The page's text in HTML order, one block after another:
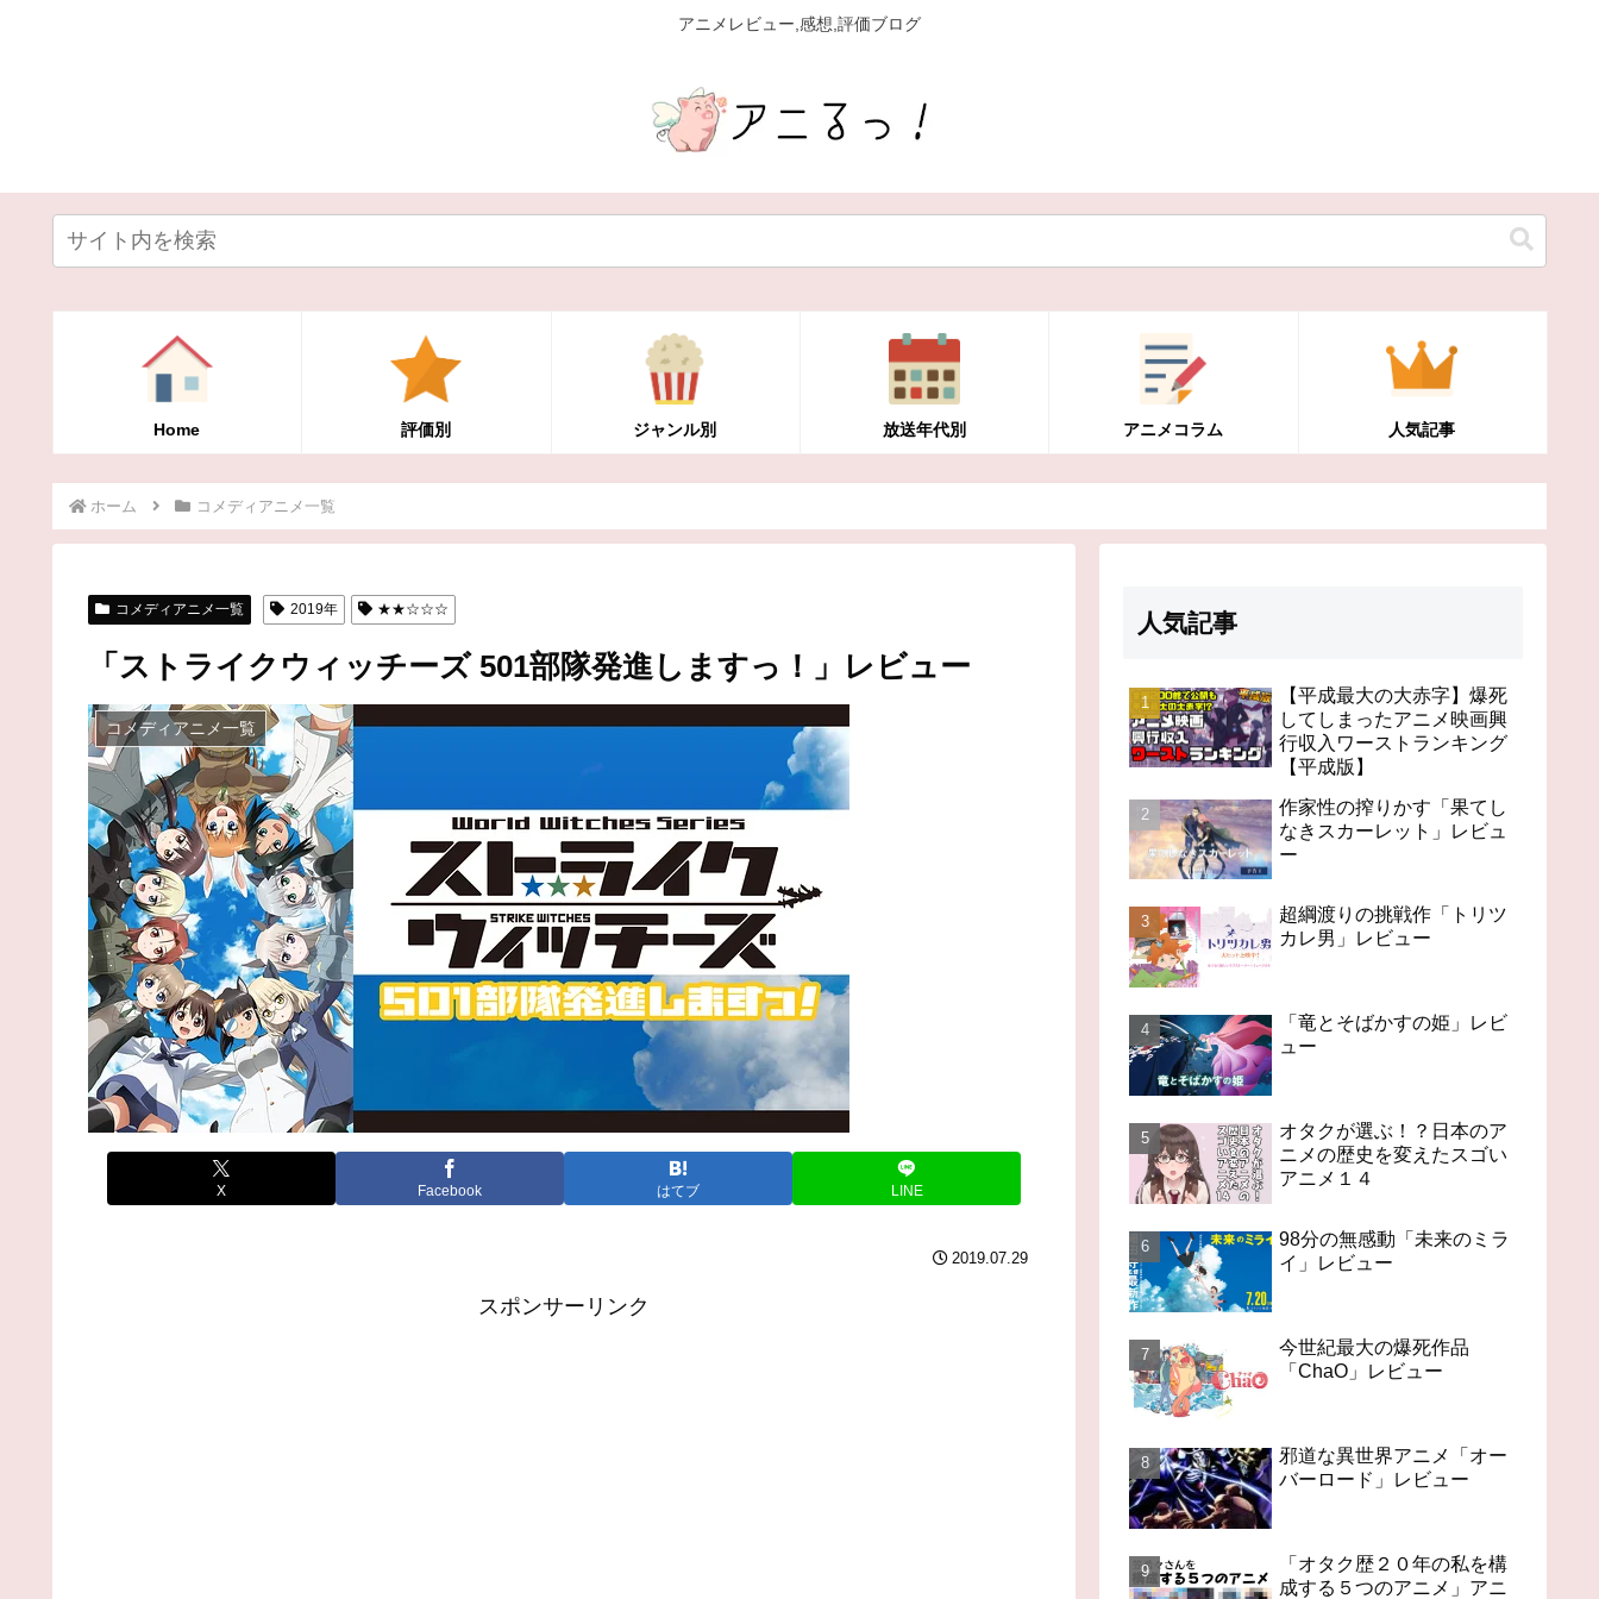
アニメレビュー,感想,評価ブログ
Home 評価別 ジャンル別 放送年代別 アニメコラム 人気記事
ホーム コメディアニメ一覧
コメディアニメ一覧 2019年 ★★☆☆☆
「ストライクウィッチーズ 501部隊発進しますっ！」レビュー
コメディアニメ一覧
X Facebook はてブ LINE
2019.07.29
スポンサーリンク
人気記事
【平成最大の大赤字】爆死
してしまったアニメ映画興
行収入ワーストランキング
【平成版】
作家性の搾りかす「果てし
なきスカーレット」レビュ
ー
超綱渡りの挑戦作「トリツ
カレ男」レビュー
「竜とそばかすの姫」レビ
ュー
オタクが選ぶ！？日本のア
ニメの歴史を変えたスゴい
アニメ１４
98分の無感動「未来のミラ
イ」レビュー
今世紀最大の爆死作品
「ChaO」レビュー
邪道な異世界アニメ「オー
バーロード」レビュー
「オタク歴２０年の私を構
成する５つのアニメ」アニ